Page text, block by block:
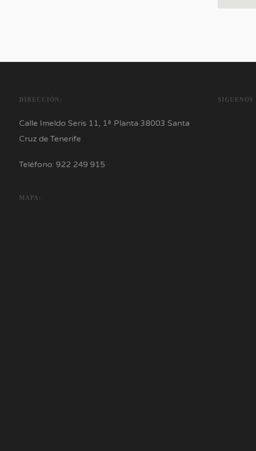
DIRECCIÓN:
Calle Imeldo Seris 11, 1ª Planta 38003 Santa
Cruz de Tenerife
Teléfono: 922 249 915
MAPA:
SIGUENOS